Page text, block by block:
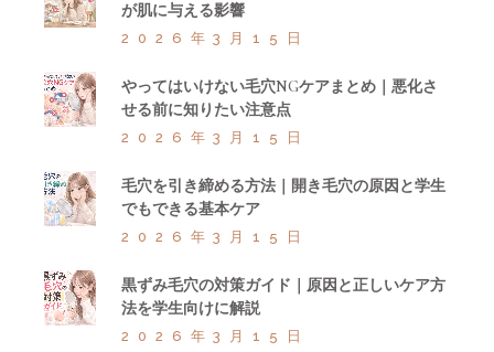
が肌に与える影響
2026年3月15日
やってはいけない毛穴NGケアまとめ｜悪化さ
せる前に知りたい注意点
2026年3月15日
毛穴を引き締める方法｜開き毛穴の原因と学生
でもできる基本ケア
2026年3月15日
黒ずみ毛穴の対策ガイド｜原因と正しいケア方
法を学生向けに解説
2026年3月15日